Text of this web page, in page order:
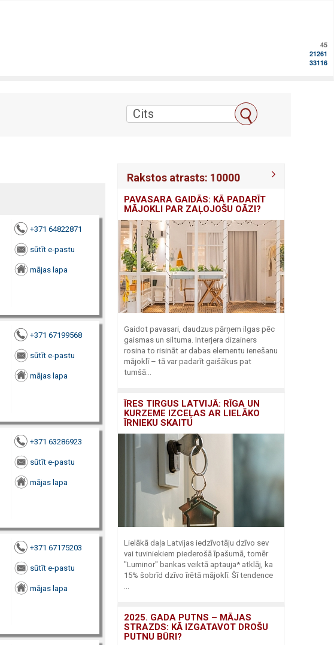
45
21261
33116
+371 64822871
sūtīt e-pastu
mājas lapa
+371 67199568
sūtīt e-pastu
mājas lapa
+371 63286923
sūtīt e-pastu
mājas lapa
+371 67175203
sūtīt e-pastu
mājas lapa
Rakstos atrasts: 10000
PAVASARA GAIDĀS: KĀ PADARĪT
MĀJOKLI PAR ZAĻOJOŠU OĀZI?
Gaidot pavasari, daudzus pārņem ilgas pēc
gaismas un siltuma. Interjera dizainers
rosina to risināt ar dabas elementu ienešanu
mājoklī – tā var padarīt gaišākus pat
tumšā...
ĪRES TIRGUS LATVIJĀ: RĪGA UN
KURZEME IZCEĻAS AR LIELĀKO
ĪRNIEKU SKAITU
Lielākā daļa Latvijas iedzīvotāju dzīvo sev
vai tuviniekiem piederošā īpašumā, tomēr
"Luminor" bankas veiktā aptauja* atklāj, ka
15% šobrīd dzīvo īrētā mājoklī. Šī tendence
2025. GADA PUTNS – MĀJAS
STRAZDS: KĀ IZGATAVOT DROŠU
PUTNU BŪRI?